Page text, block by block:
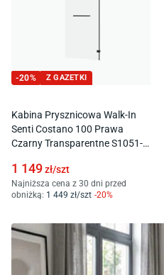
-20% Z GAZETKI
Kabina Prysznicowa Walk-In
Senti Costano 100 Prawa
Czarny Transparentne S1051-
1 149zł/szt
Najniższa cena z 30 dni przed
obniżką: 1 449 zł/szt -20%